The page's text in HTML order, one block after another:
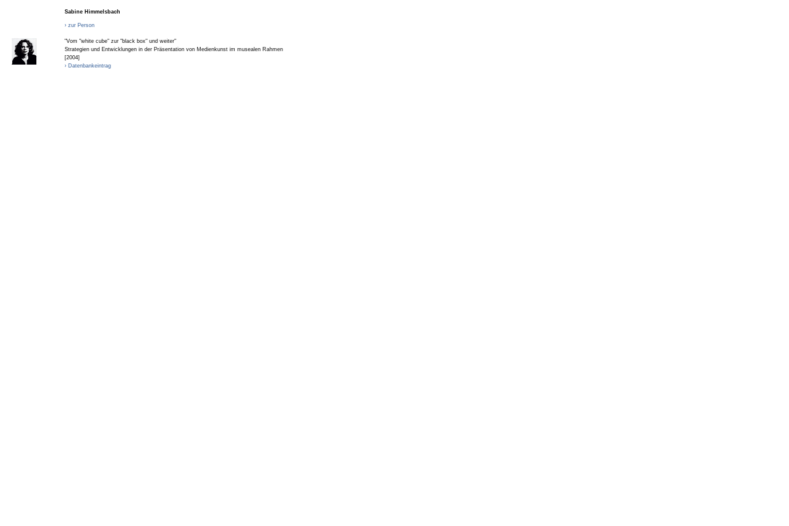
Sabine Himmelsbach
› zur Person
"Vom "white cube" zur "black box" und weiter"
Strategien und Entwicklungen in der Präsentation von Medienkunst im musealen Rahmen
[2004]
› Datenbankeintrag